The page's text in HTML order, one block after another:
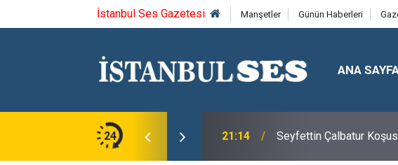
İstanbul Ses Gazetesi Manşetler Günün Haberleri
ANA
24
saygıyla anıyoruz 21:14 Seyfettin Çalbatur